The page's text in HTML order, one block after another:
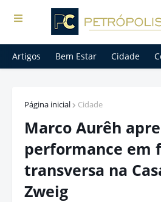
Artigos Bem Estar Cidade
Página inicial Cidade
Marco Aurêh
performance em
transversa na
Zweig